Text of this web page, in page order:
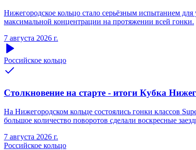
Нижегородское кольцо стало серьёзным испытанием
максимальной концентрации на протяжении всей гонки.
7 августа 2026 г.
Российское кольцо
Столкновение на старте - итоги Кубка
На Нижегородском кольце состоялись гонки классов
большое количество поворотов сделали воскресные
7 августа 2026 г.
Российское кольцо